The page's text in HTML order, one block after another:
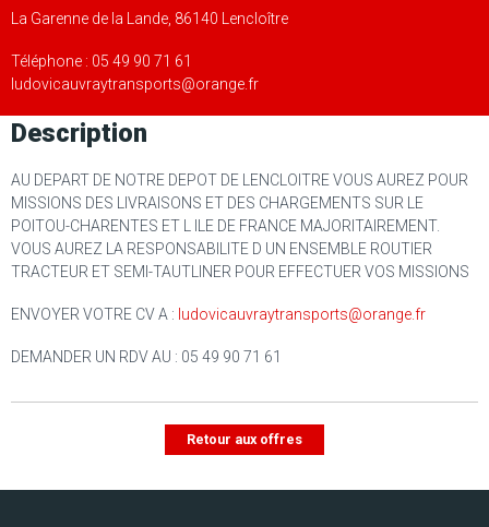
La Garenne de la Lande, 86140 Lencloître
Téléphone : 05 49 90 71 61
ludovicauvraytransports@orange.fr
Description
AU DEPART DE NOTRE DEPOT DE LENCLOITRE VOUS AUREZ POUR
MISSIONS DES LIVRAISONS ET DES CHARGEMENTS SUR LE
POITOU-CHARENTES ET L ILE DE FRANCE MAJORITAIREMENT.
VOUS AUREZ LA RESPONSABILITE D UN ENSEMBLE ROUTIER
TRACTEUR ET SEMI-TAUTLINER POUR EFFECTUER VOS MISSIONS
ENVOYER VOTRE CV A : ludovicauvraytransports@orange.fr
DEMANDER UN RDV AU : 05 49 90 71 61
Retour aux offres